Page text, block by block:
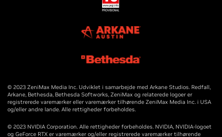
© 2023 ZeniMax Media Inc. Udviklet i samarbejde med Arkane Studios. Redfall,
Arkane, Bethesda, Bethesda Softworks, ZeniMax og relaterede logoer er
registrerede varemærker eller varemærker tilhørende ZeniMax Media Inc. i USA
og/eller andre lande. Alle rettigheder forbeholdes.
© 2023 NVIDIA Corporation. Alle rettigheder forbeholdes. NVIDIA, NVIDIA-logoet
og GeForce RTX er varemærker og/eller registrerede varemærker tilhørende